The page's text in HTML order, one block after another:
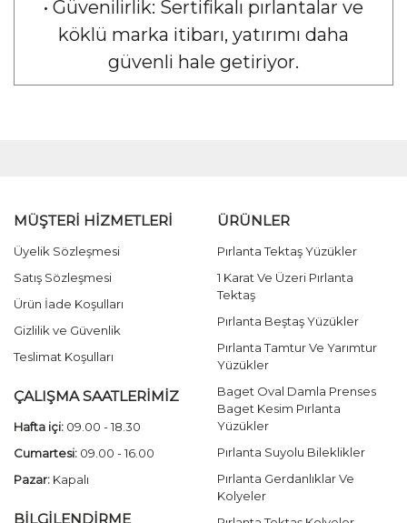
• Güvenilirlik: Sertifikalı pırlantalar ve
köklü marka itibarı, yatırımı daha
güvenli hale getiriyor.
MÜŞTERİ HİZMETLERİ
Üyelik Sözleşmesi
Satış Sözleşmesi
Ürün İade Koşulları
Gizlilik ve Güvenlik
Teslimat Koşulları
ÇALIŞMA SAATLERİMİZ
Hafta içi: 09.00 - 18.30
Cumartesi: 09.00 - 16.00
Pazar: Kapalı
BİLGİLENDİRME
ÜRÜNLER
Pırlanta Tektaş Yüzükler
1 Karat Ve Üzeri Pırlanta
Tektaş
Pırlanta Beştaş Yüzükler
Pırlanta Tamtur Ve Yarımtur
Yüzükler
Baget Oval Damla Prenses
Baget Kesim Pırlanta
Yüzükler
Pırlanta Suyolu Bileklikler
Pırlanta Gerdanlıklar Ve
Kolyeler